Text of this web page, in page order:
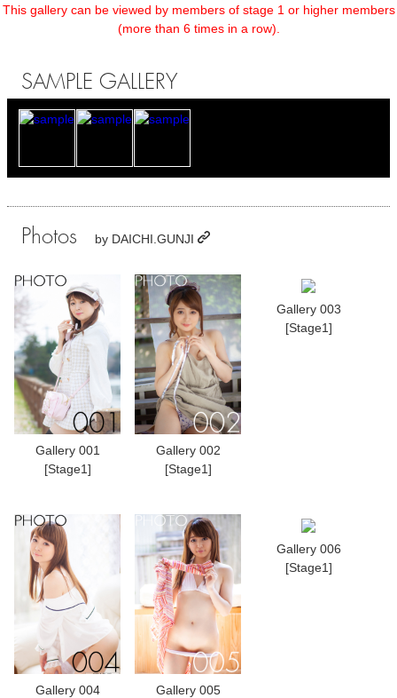
This gallery can be viewed by members of stage 1 or higher members
(more than 6 times in a row).
SAMPLE GALLERY
Photos by DAICHI.GUNJI
Gallery 001
[Stage1]
Gallery 002
[Stage1]
Gallery 003
[Stage1]
Gallery 004
Gallery 005
Gallery 006
[Stage1]